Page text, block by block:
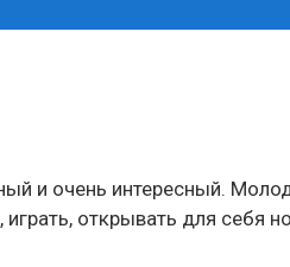
и очень интересный.
открывать для